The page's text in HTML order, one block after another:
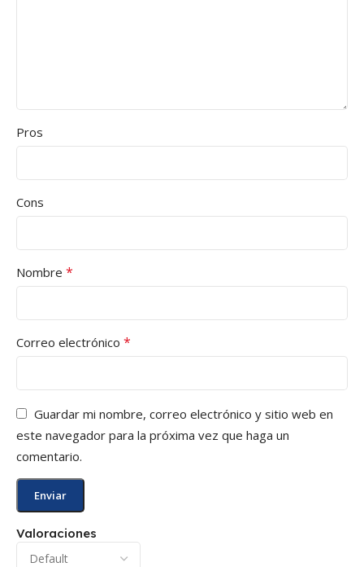
Valoraciones
Pros
Cons
Nombre *
Correo electrónico *
Guardar mi nombre, correo electrónico y sitio web en
este navegador para la próxima vez que haga un
comentario.